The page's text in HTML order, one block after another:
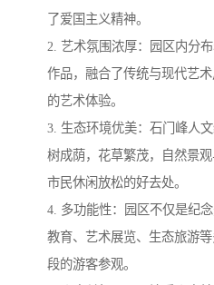
了爱国主义精神。
2. 艺术氛围浓厚：园区内分
作品，融合了传统与现代艺
的艺术体验。
3. 生态环境优美：石门峰人
树成荫，花草繁茂，自然景
市民休闲放松的好去处。
4. 多功能性：园区不仅是纪
教育、艺术展览、生态旅游
段的游客参观。